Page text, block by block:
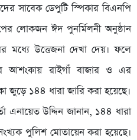
সাবেক ডেপুটি স্পিকার বিএনপি
লোকজন ঈদ পুনর্মিলনী অনুষ্ঠান
উত্তেজনা দেখা দেয়। ফলে
আশংকায় রাইগাঁ বাজার ও এর
১৪৪ ধারা জারি করা হয়েছে।
এনায়েত উদ্দিন জানান, ১৪৪ ধারা
পুলিশ মোতায়েন করা হয়েছে।